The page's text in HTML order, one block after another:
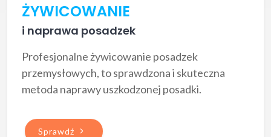
ŻYWICOWANIE
i naprawa posadzek
Profesjonalne żywicowanie posadzek
przemysłowych, to sprawdzona i skuteczna
metoda naprawy uszkodzonej posadki.
Sprawdź